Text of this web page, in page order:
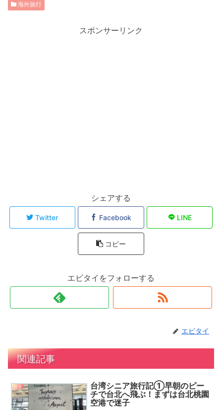
海外旅行
スポンサーリンク
シェアする
Twitter Facebook LINE
コピー
エビタイをフォローする
エビタイ
関連記事
台北
台湾シニア旅行記①早朝のピー
チで台北へ飛ぶ！まずは台北桃園
空港で迷子